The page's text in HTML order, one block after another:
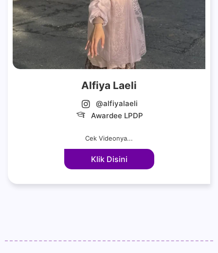
Alfiya Laeli
@alfiyalaeli
Awardee LPDP
Cek Videonya...
Klik Disini